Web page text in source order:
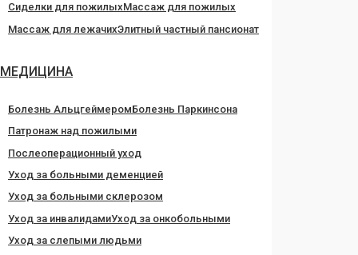
Сиделки для пожилыхМассаж для пожилых
Массаж для лежачихЭлитный частный пансионат
МЕДИЦИНА
Болезнь АльцгеймеромБолезнь Паркинсона
Патронаж над пожилыми
Послеоперационный уход
Уход за больными деменцией
Уход за больными склерозом
Уход за инвалидамиУход за онкобольными
Уход за слепыми людьми